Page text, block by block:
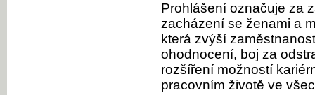
Prohlášení označuje za
zacházení se ženami a
která zvýší
ohodnocení, boj za
rozšíření možností
pracovním životě ve